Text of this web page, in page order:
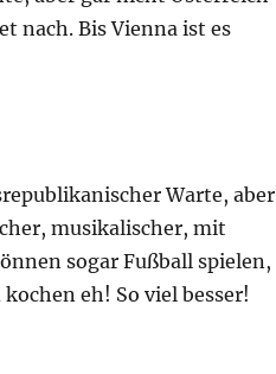
nach. Bis Vienna ist es
Warte, aber
musikalischer, mit
sogar Fußball spielen,
eh! So viel besser!